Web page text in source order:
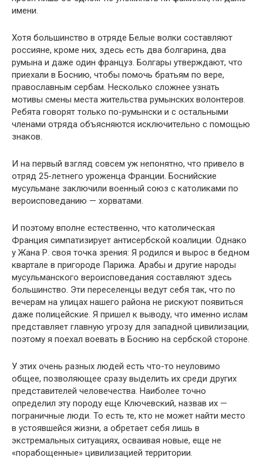
имени.
Хотя большинство в отряде Белые волки составляют
россияне, кроме них, здесь есть два болгарина, два
румына и даже один француз. Болгары утверждают, что
приехали в Боснию, чтобы помочь братьям по вере,
православным сербам. Несколько сложнее узнать
мотивы смены места жительства румынских волонтеров.
Ребята говорят только по-румынски и с остальными
членами отряда объясняются исключительно с помощью
знаков.
И на первый взгляд совсем уж непонятно, что привело в
отряд 25-летнего уроженца Франции. Боснийские
мусульмане заключили военный союз с католиками по
вероисповеданию — хорватами.
И поэтому вполне естественно, что католическая
Франция симпатизирует антисербской коалиции. Однако
у Жана Р. своя точка зрения: Я родился и вырос в бедном
квартале в пригороде Парижа. Арабы и другие народы
мусульманского вероисповедания составляют здесь
большинство. Эти переселенцы ведут себя так, что по
вечерам на улицах нашего района не рискуют появиться
даже полицейские. Я пришел к выводу, что именно ислам
представляет главную угрозу для западной цивилизации,
поэтому я поехал воевать в Боснию на сербской стороне.
У этих очень разных людей есть что-то неуловимо
общее, позволяющее сразу выделить их среди других
представителей человечества. Наиболее точно
определил эту породу еще Ключевский, назвав их —
пограничные люди. То есть те, кто не может найти место
в устоявшейся жизни, а обретает себя лишь в
экстремальных ситуациях, осваивая новые, еще не
«порабощенные» цивилизацией территории.